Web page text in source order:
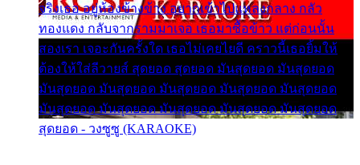
จริงเธอ อยู่ห้องข้างข้าง อยากเข้าไปแหลงกลาง กลัว
ทองแดง กลับจากรามมาเจอ เธอมาซื้อข้าว แต่ก่อนนั้น
สองเรา เจอะกันครั้งใด เธอไม่เคยไยดี คราวนี้เธอยิ้มให้
ต้องให้ใส่ลีวายส์ สุดยอด สุดยอด มันสุดยอด มันสุดยอด
มันสุดยอด มันสุดยอด มันสุดยอด มันสุดยอด มันสุดยอด
มันสุดยอด มันสุดยอด มันสุดยอด มันสุดยอด มันสุดยอด
สุดยอด - วงซูซู (KARAOKE)